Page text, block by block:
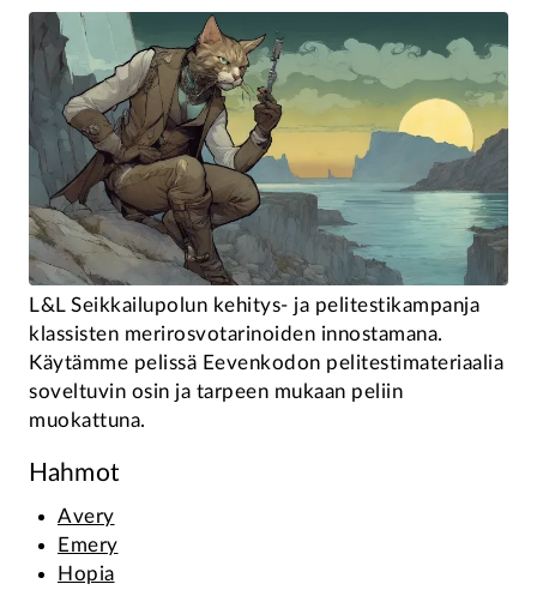
L&L Seikkailupolun kehitys- ja pelitestikampanja
klassisten merirosvotarinoiden innostamana.
Käytämme pelissä Eevenkodon pelitestimateriaalia
soveltuvin osin ja tarpeen mukaan peliin
muokattuna.
Hahmot
Avery
Emery
Hopia